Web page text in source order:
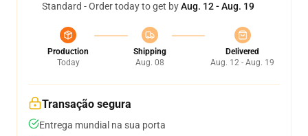
Standard - Order today to get byAug. 12 - Aug. 19
Production
Today
Shipping
Aug. 08
Delivered
Aug. 12 - Aug. 19
Transação segura
Entrega mundial na sua porta